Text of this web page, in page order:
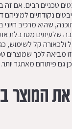
טכניים רבים. אם זה
נקודתיים למיניהם
שהיא מרכיב חיוני
שלעיתים מסרבלת את
ולכאורה קל לשימוש,
מביאה לכך שמוצרים
גם פיתוחם מאתגר יותר.
את המוצר